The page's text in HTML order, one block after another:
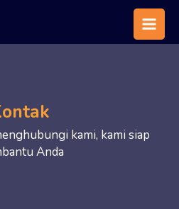
kami, kami siap
Anda